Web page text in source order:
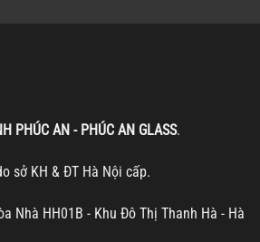
PHÚC AN - PHÚC AN GLASS.
sở KH & ĐT Hà Nội cấp.
Nhà HH01B - Khu Đô Thị Thanh Hà - Hà